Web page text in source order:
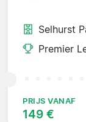
Selhurst
Premier
PRIJS VANAF
149 €